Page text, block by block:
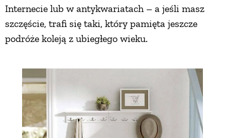
Internecie lub w antykwariatach – a jeśli masz
szczęście, trafi się taki, który pamięta jeszcze
podróże koleją z ubiegłego wieku.